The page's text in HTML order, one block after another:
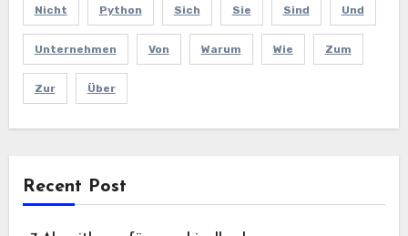
Nicht Python Sich Sie Sind Und
Unternehmen Von Warum Wie Zum
Zur Über
Recent Post